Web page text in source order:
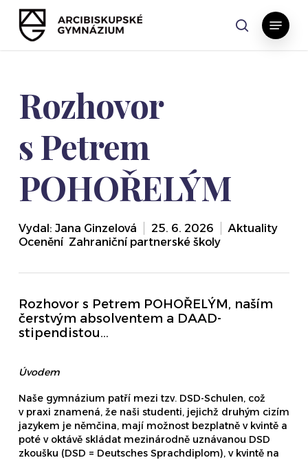
Skip
main
search
Menu
Rozhovor
s Petrem
POHOŘELÝM
Vydal: Jana Ginzelová 25. 6. 2026 Aktuality,
Ocenění, Zahraniční partnerské školy
Rozhovor s Petrem POHOŘELÝM, naším
čerstvým absolventem a DAAD-
stipendistou…
Úvodem
Naše gymnázium patří mezi tzv. DSD-Schulen, což
v praxi znamená, že naši studenti, jejichž druhým cizím
jazykem je němčina, mají možnost bezplatně v kvintě a
poté v oktávě skládat mezinárodně uznávanou DSD
zkoušku (DSD = Deutsches Sprachdiplom), v kvintě na